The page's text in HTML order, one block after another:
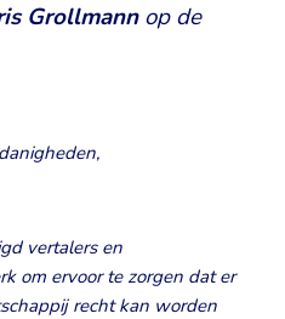
Grollmannop de
vertalers en
om ervoor te zorgen dat er
recht kan worden